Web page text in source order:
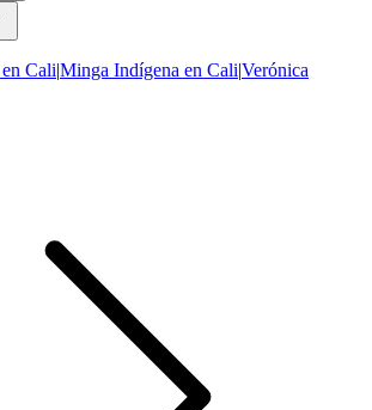
Cali|Minga Indígena en Cali|Verónica